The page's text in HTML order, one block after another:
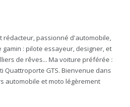
rédacteur, passionné d'automobile,
gamin : pilote essayeur, designer, et
de rêves... Ma voiture préférée :
Quattroporte GTS. Bienvenue dans
automobile et moto légèrement